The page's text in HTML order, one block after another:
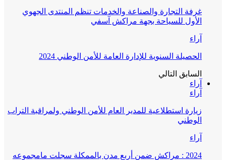
غرفة التجارة والصناعة والخدمات تنظم المنتدى الجهوي
الأول للسياحة بجهة مراكش آسفي
آراء
الحصيلة السنوية للإدارة العامة للأمن الوطني 2024
السابق التالي
آراء
آراء
زيارة استطلاعية للمدير العام للأمن الوطني ولمراقبة التراب
الوطني
آراء
2024 : مراكش ضمن أربع مدن بالممكلة سجلت مامجموعه